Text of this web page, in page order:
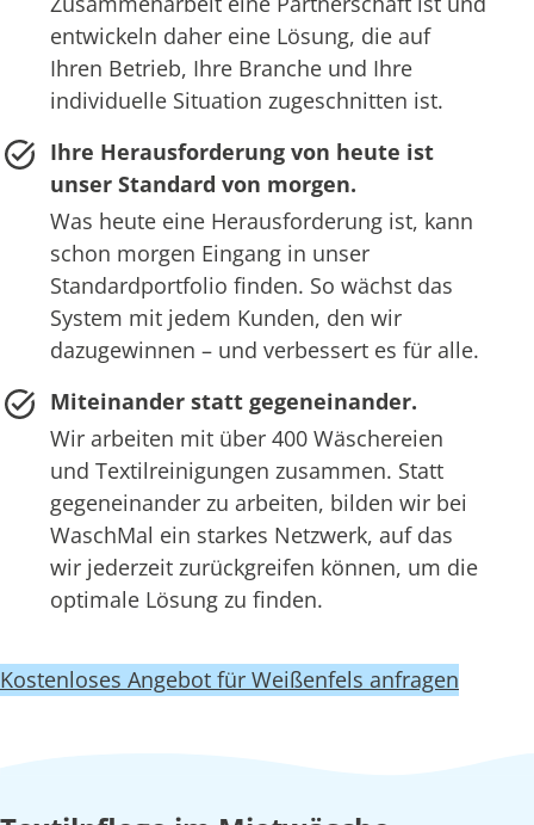
entwickeln daher eine Lösung, die auf
Ihren Betrieb, Ihre Branche und Ihre
individuelle Situation zugeschnitten ist.
Ihre Herausforderung von heute ist
unser Standard von morgen.
Was heute eine Herausforderung ist, kann
schon morgen Eingang in unser
Standardportfolio finden. So wächst das
System mit jedem Kunden, den wir
dazugewinnen – und verbessert es für alle.
Miteinander statt gegeneinander.
Wir arbeiten mit über 400 Wäschereien
und Textilreinigungen zusammen. Statt
gegeneinander zu arbeiten, bilden wir bei
WaschMal ein starkes Netzwerk, auf das
wir jederzeit zurückgreifen können, um die
optimale Lösung zu finden.
Kostenloses Angebot für Weißenfels anfragen